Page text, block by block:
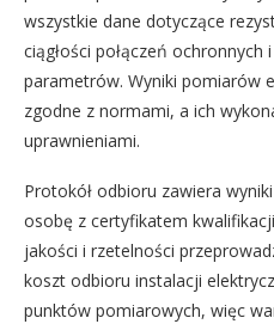
wszystkie dane dotyczące
ciągłości połączeń ochronnych
parametrów. Wyniki pomiarów
zgodne z normami, a ich
uprawnieniami.
Protokół odbioru zawiera
osobę z certyfikatem
jakości i rzetelności
koszt odbioru instalacji
punktów pomiarowych, więc